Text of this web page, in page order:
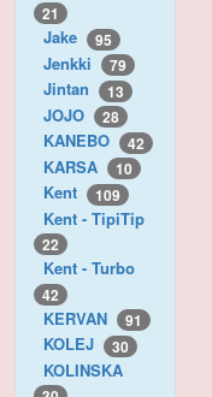
21
Jake 95
Jenkki 79
Jintan 13
JOJO 28
KANEBO 42
KARSA 10
Kent 109
Kent - TipiTip
22
Kent - Turbo
42
KERVAN 91
KOLEJ 30
KOLINSKA